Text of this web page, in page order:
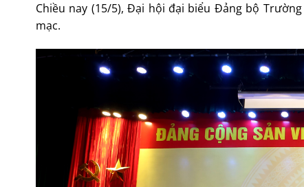
Chiều nay (15/5), Đại hội đại biểu Đảng bộ
mạc.